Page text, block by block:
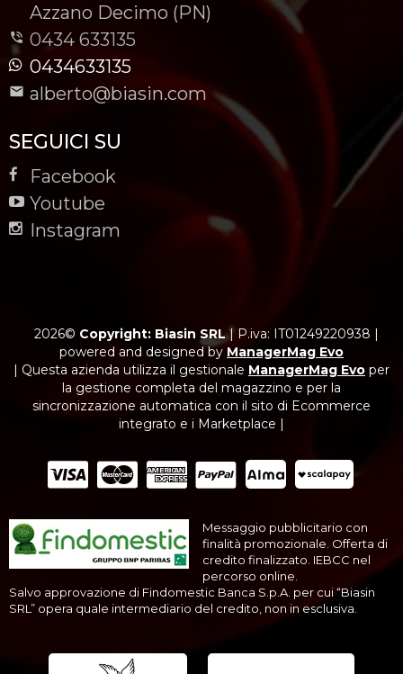
-
Azzano Decimo (PN)
0434 633135
0434633135
alberto@biasin.com
SEGUICI SU
Facebook
Youtube
Instagram
2026© Copyright: Biasin SRL| P.iva: IT01249220938 |
powered and designed by ManagerMag Evo
| Questa azienda utilizza il gestionale ManagerMag Evo per
la gestione completa del magazzino e per la
sincronizzazione automatica con il sito di Ecommerce
integrato e i Marketplace |
Messaggio pubblicitario con
finalità promozionale. Offerta di
credito finalizzato. IEBCC nel
percorso online.
Salvo approvazione di Findomestic Banca S.p.A. per cui “Biasin
SRL” opera quale intermediario del credito, non in esclusiva.